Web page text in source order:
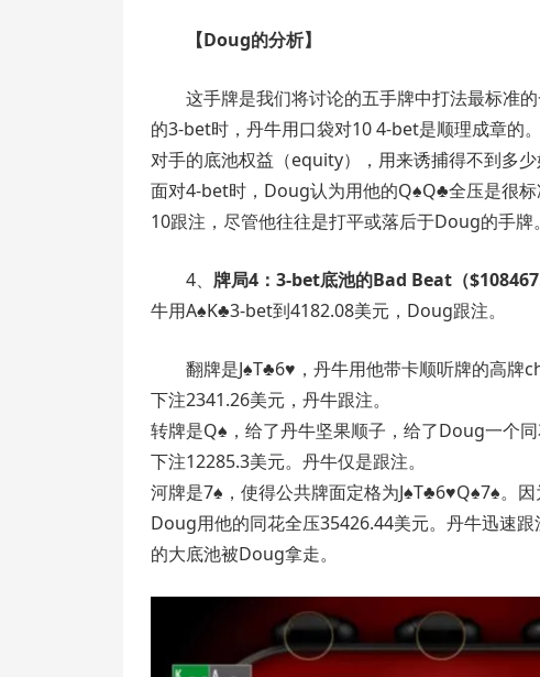
【Doug的分析】
这手牌是我们将讨论的五手牌中打法最标准
的3-bet时，丹牛用口袋对10 4-bet是顺理成章的
对手的底池权益（equity），用来诱捕得不到多
面对4-bet时，Doug认为用他的Q♠Q♣全压是很
10跟注，尽管他往往是打平或落后于Doug的手牌。
4、 牌局4：3-bet底池的Bad Beat（
牛用A♠K♣3-bet到4182.08美元，Doug跟注。
翻牌是J♠T♣6♥，丹牛用他带卡顺听牌的高
下注2341.26美元，丹牛跟注。
转牌是Q♠，给了丹牛坚果顺子，给了Doug一个
下注12285.3美元。丹牛仅是跟注。
河牌是7♠，使得公共牌面定格为J♠T♣6♥Q♠7♠。
Doug用他的同花全压35426.44美元。丹牛迅速
的大底池被Doug拿走。